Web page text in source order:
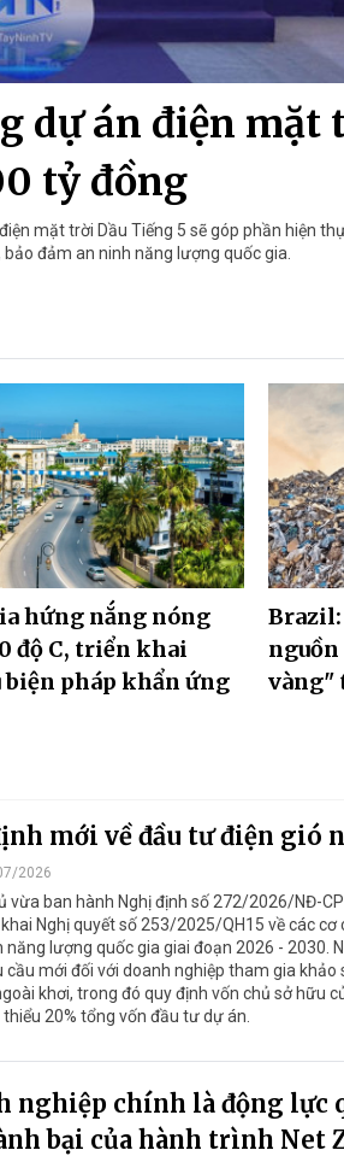
dự án điện mặt
tỷ đồng
mặt trời Dầu Tiếng 5 sẽ góp phần hiện
đảm an ninh năng lượng quốc gia.
hứng nắng nóng
độ C, triển khai
biện pháp khẩn ứng
vàng"
mới về đầu tư điện gió
2026
vừa ban hành Nghị định số 272/2026/NĐ-
Nghị quyết số 253/2025/QH15 về các cơ
năng lượng quốc gia giai đoạn 2026 - 2030.
cầu mới đối với doanh nghiệp tham gia khảo
khơi, trong đó quy định vốn chủ sở hữu
20% tổng vốn đầu tư dự án.
nghiệp chính là động lực
bại của hành trình Net